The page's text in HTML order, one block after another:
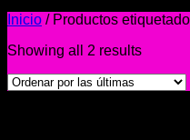
Inicio /Productos
Showing all 2 results